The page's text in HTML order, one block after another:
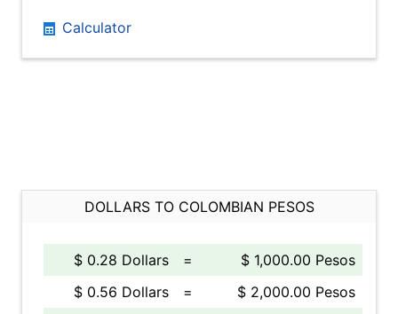
Calculator
DOLLARS TO COLOMBIAN PESOS
$ 0.28 Dollars =
$ 1,000.00 Pesos
$ 0.56 Dollars
=
$ 2,000.00 Pesos